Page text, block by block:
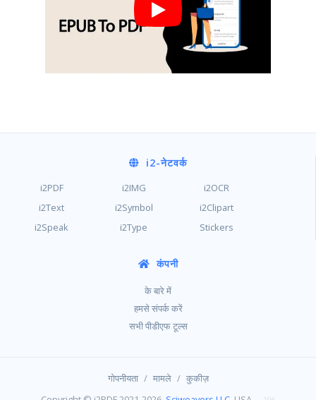
i2-नेटवर्क
i2PDF i2IMG
i2OCR
i2Text
i2Symbol
i2Clipart
i2Speak
i2Type Stickers
कंपनी
के बारे में
हमसे संपर्क करें
सभी पीडीएफ टूल्स
गोपनीयता / मामले / कुकीज़